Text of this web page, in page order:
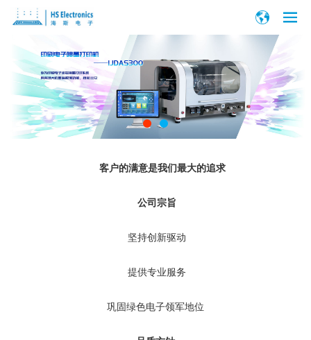
客户的满意是我们最大的追求
公司宗旨
坚持创新驱动
提供专业服务
巩固绿色电子领军地位